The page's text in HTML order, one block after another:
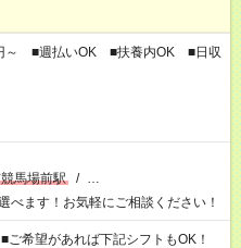
～ ■週払いOK ■扶養内OK ■日収
馬場前駅 / …
ます！お気軽にご相談ください！